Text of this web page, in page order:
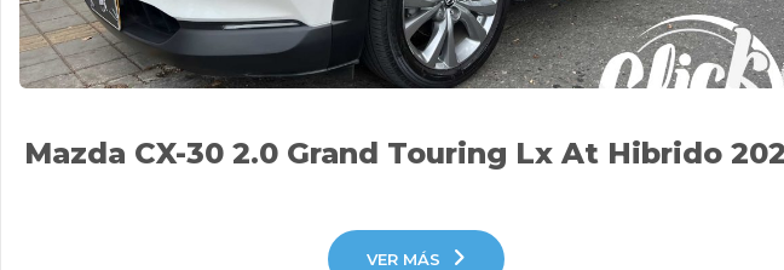
Mazda CX-30 2.0 Grand Touring Lx At Hibrido
VER MÁS